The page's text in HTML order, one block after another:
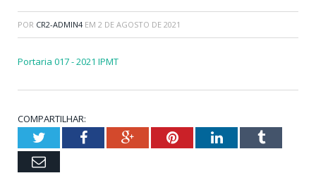
POR CR2-ADMIN4 EM 2 DE AGOSTO DE 2021
Portaria 017 - 2021 IPMT
COMPARTILHAR:
TwitterFacebookGoogle+PinterestLinkedInTumblr
Email